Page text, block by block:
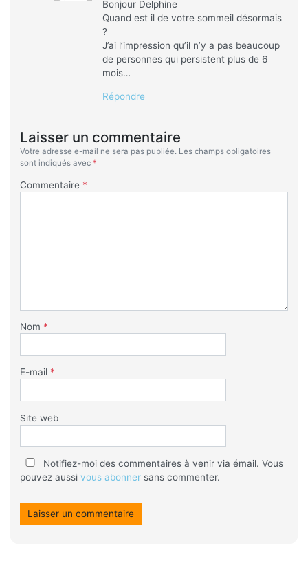
Bonjour Delphine
Quand est il de votre sommeil désormais
?
J’ai l’impression qu’il n’y a pas beaucoup
de personnes qui persistent plus de 6
mois…
Répondre
Laisser un commentaire
Votre adresse e-mail ne sera pas publiée. Les champs obligatoires
sont indiqués avec *
Commentaire *
Nom *
E-mail *
Site web
Notifiez-moi des commentaires à venir via émail. Vous
pouvez aussi vous abonnersans commenter.